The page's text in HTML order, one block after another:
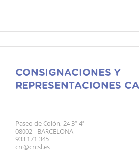
CONSIGNACIONES Y
REPRESENTACIONES
Paseo de Colón, 24 3º 4ª
08002 - BARCELONA
933 171 345
crc@crcsl.es